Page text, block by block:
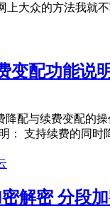
大众的方法我就
变配功能说明
配与续费变配的
： 支持续费的同
解密 分段